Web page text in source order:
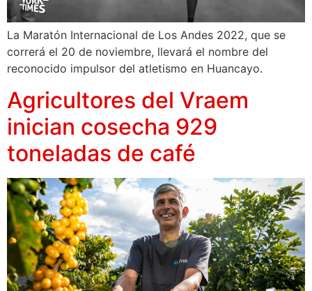
La Maratón Internacional de Los Andes 2022, que se
correrá el 20 de noviembre, llevará el nombre del
reconocido impulsor del atletismo en Huancayo.
Agricultores del Vraem
inician cosecha 929
toneladas de café